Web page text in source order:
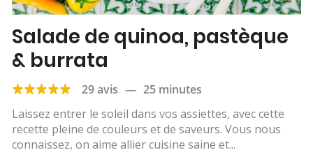
Salade de quinoa, pastèque
& burrata
29 avis — 25 minutes
Laissez entrer le soleil dans vos assiettes, avec cette
recette pleine de couleurs et de saveurs. Vous nous
connaissez, on aime allier cuisine saine et...